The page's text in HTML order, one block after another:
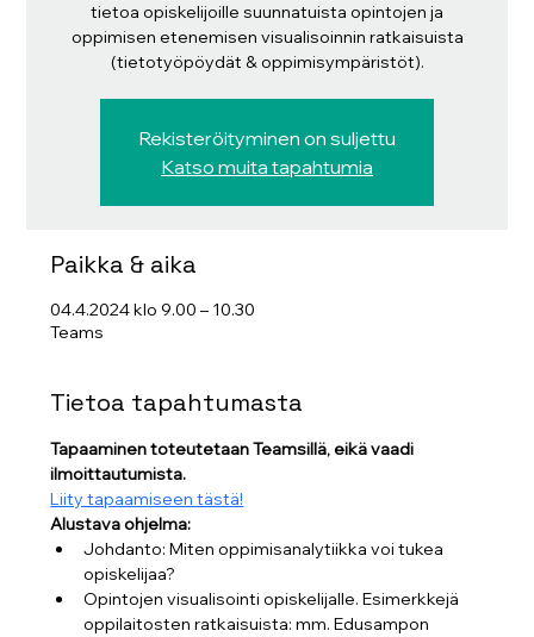
tietoa opiskelijoille suunnatuista opintojen ja
oppimisen etenemisen visualisoinnin ratkaisuista
(tietotyöpöydät & oppimisympäristöt).
Rekisteröityminen on suljettu
Katso muita tapahtumia
Paikka & aika
04.4.2024 klo 9.00 – 10.30
Teams
Tietoa tapahtumasta
Tapaaminen toteutetaan Teamsillä, eikä vaadi
ilmoittautumista.
Liity tapaamiseen tästä!
Alustava ohjelma:
Johdanto: Miten oppimisanalytiikka voi tukea
opiskelijaa?
Opintojen visualisointi opiskelijalle. Esimerkkejä
oppilaitosten ratkaisuista: mm. Edusampon